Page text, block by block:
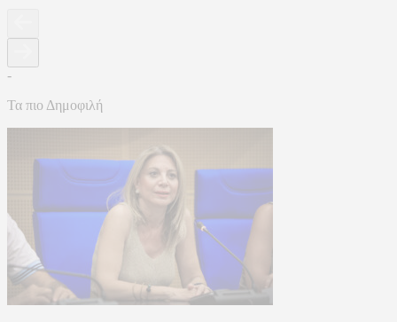
-
Τα πιο Δημοφιλή